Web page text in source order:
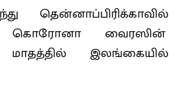
தென்னாப்பிரிக்காவில்
கொரோனா வைரஸின்
மாதத்தில் இலங்கையில்